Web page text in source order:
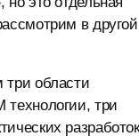
в другой
области
технологии, три
разработок